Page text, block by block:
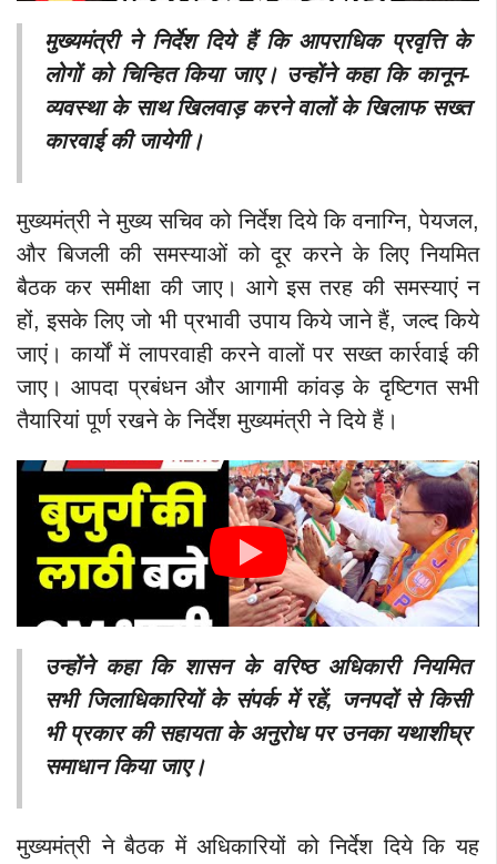
मुख्यमंत्री ने निर्देश दिये हैं कि आपराधिक प्रवृत्ति के
लोगों को चिन्हित किया जाए। उन्होंने कहा कि कानून-
व्यवस्था के साथ खिलवाड़ करने वालों के खिलाफ सख्त
कारवाई की जायेगी।
मुख्यमंत्री ने मुख्य सचिव को निर्देश दिये कि वनाग्नि, पेयजल,
और बिजली की समस्याओं को दूर करने के लिए नियमित
बैठक कर समीक्षा की जाए। आगे इस तरह की समस्याएं न
हों, इसके लिए जो भी प्रभावी उपाय किये जाने हैं, जल्द किये
जाएं। कार्यों में लापरवाही करने वालों पर सख्त कार्रवाई की
जाए। आपदा प्रबंधन और आगामी कांवड़ के दृष्टिगत सभी
तैयारियां पूर्ण रखने के निर्देश मुख्यमंत्री ने दिये हैं।
उन्होंने कहा कि शासन के वरिष्ठ अधिकारी नियमित
सभी जिलाधिकारियों के संपर्क में रहें, जनपदों से किसी
भी प्रकार की सहायता के अनुरोध पर उनका यथाशीघ्र
समाधान किया जाए।
मुख्यमंत्री ने बैठक में अधिकारियों को निर्देश दिये कि यह